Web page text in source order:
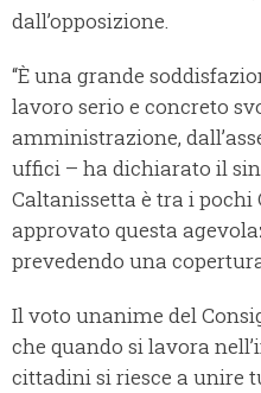
dall’opposizione.
“È una grande
lavoro serio e concreto
amministrazione,
uffici – ha dichiarato il
Caltanissetta è tra i pochi
approvato questa
prevedendo una
Il voto unanime del
che quando si lavora
cittadini si riesce a unire